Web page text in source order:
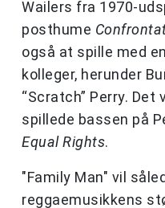
Wailers fra 1970-
posthume
også at spille med
kolleger, herunder
“Scratch” Perry.
spillede bassen på
Equal Rights.
"Family Man" vil
reggaemusikkens